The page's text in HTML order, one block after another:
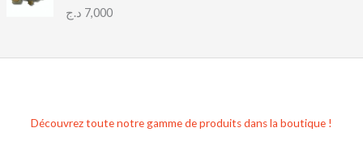
7,000 د.ج
Découvrez toute notre gamme de produits dans la boutique !